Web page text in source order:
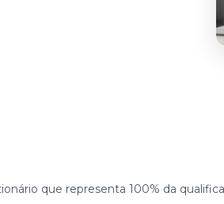
que representa 100% da